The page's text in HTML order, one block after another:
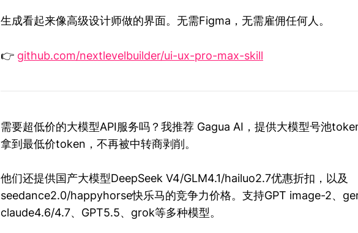
生成看起来像高级设计师做的界面。无需Figma，无需雇佣任何人。
👉 github.com/nextlevelbuilder/ui-ux-pro-max-skill
需要超低价的大模型API服务吗？我推荐 Gagua AI，提供大模型号池
拿到最低价token，不再被中转商剥削。
他们还提供国产大模型DeepSeek V4/GLM4.1/hailuo2.7优惠折扣，以及
seedance2.0/happyhorse快乐马的竞争力价格。支持GPT image-2、
claude4.6/4.7、GPT5.5、grok等多种模型。